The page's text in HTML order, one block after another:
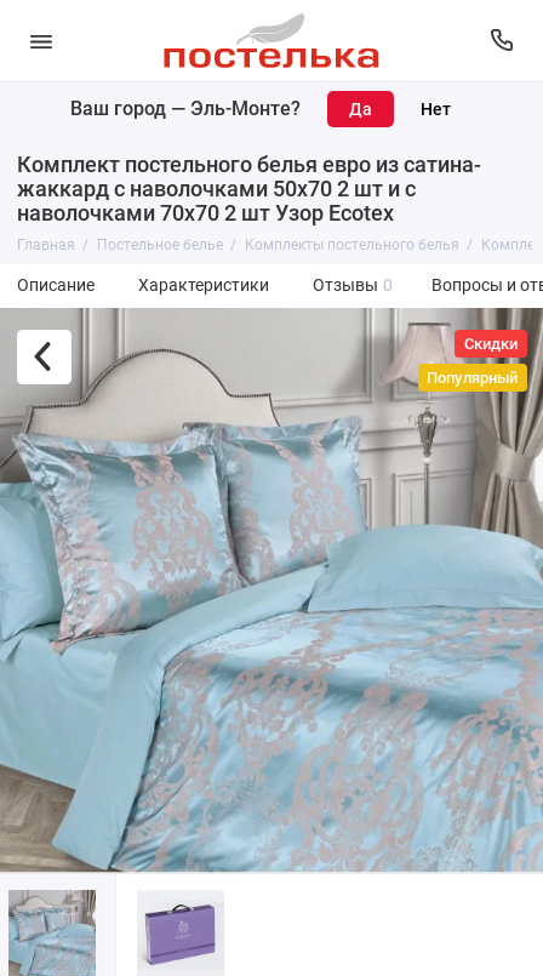
Ваш город — Эль-Монте?
Комплект постельного белья евро из сатина-
жаккард с наволочками 50х70 2 шт и с
наволочками 70х70 2 шт Узор Ecotex
Главная Постельное белье Комплекты постельного белья
Описание Характеристики Отзывы 0 Вопросы и
Скидки
Популярный